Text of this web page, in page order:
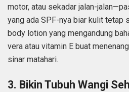
motor, atau sekadar jalan-
yang ada SPF-nya biar kulit tetap
body lotion yang mengandung
vera atau vitamin E buat
sinar matahari.
3. Bikin Tubuh Wangi